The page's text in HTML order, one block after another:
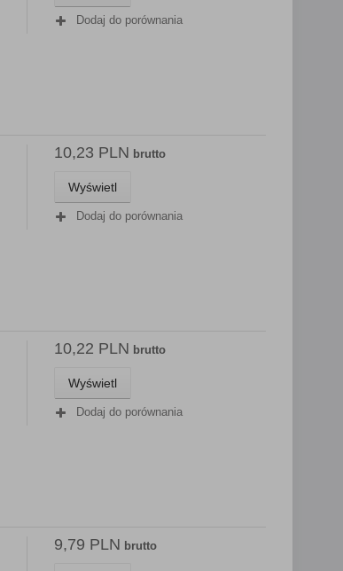
Dodaj do porównania
10,23 PLN brutto
Wyświetl
Dodaj do porównania
10,22 PLN brutto
Wyświetl
Dodaj do porównania
9,79 PLN brutto